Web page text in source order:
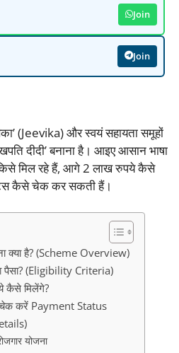
Join
Join
(Jeevika) और स्वयं सहायता समूहों
दीदी’ बनाना है। आइए आसान भाषा
मिल रहे हैं, आगे 2 लाख रुपये कैसे
कैसे चेक कर सकती हैं।
क्या है? (Scheme Overview)
पैसा? (Eligibility Criteria)
कैसे मिलेंगे?
चेक करें Payment Status
योजना